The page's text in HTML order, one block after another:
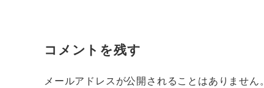
コメントを残す
メールアドレスが公開されることはありません。